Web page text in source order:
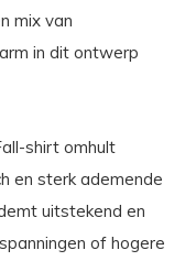
mix van
in dit ontwerp
shirt omhult
en sterk ademende
uitstekend en
of hogere